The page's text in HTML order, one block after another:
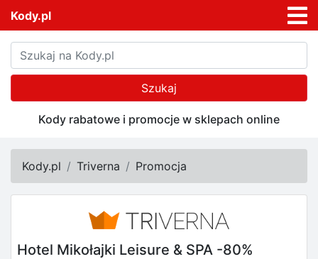
Kody.pl
Szukaj
Kody rabatowe i promocje w sklepach online
Kody.pl Triverna Promocja
Hotel Mikołajki Leisure & SPA -80%